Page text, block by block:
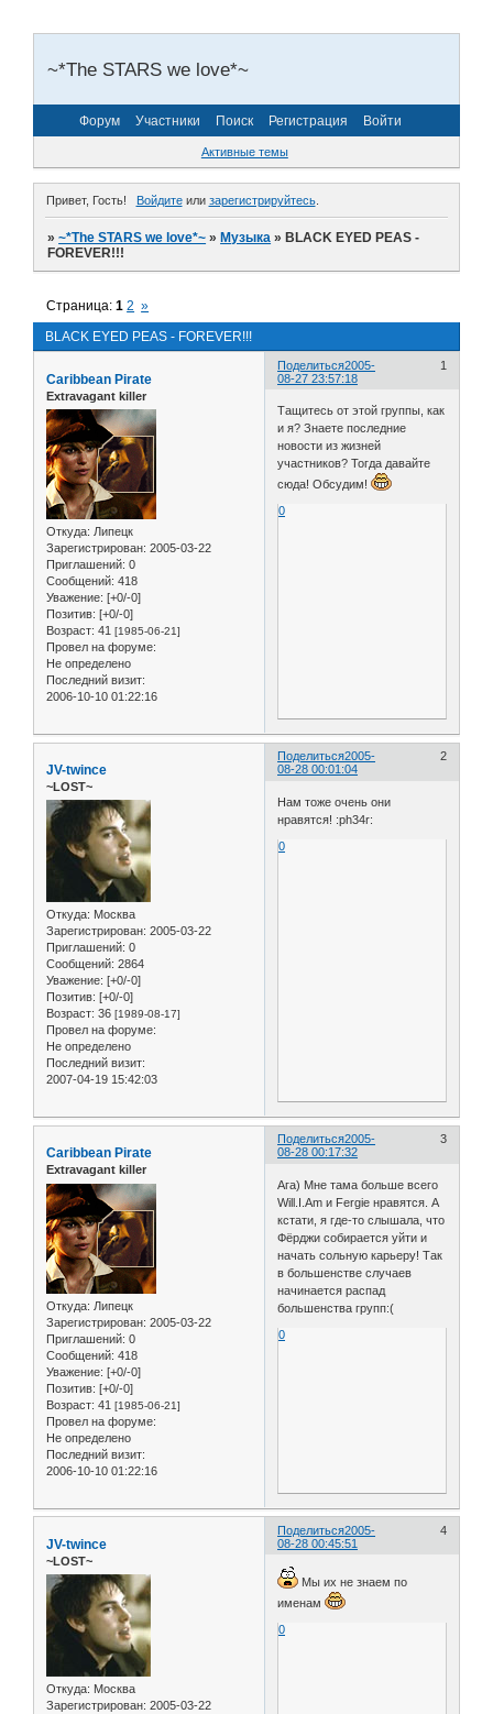
~*The STARS we love*~
Форум Участники Поиск Регистрация Войти
Активные темы
Привет, Гость! Войдитеили зарегистрируйтесь.
»~*The STARS we love*~ »Музыка »BLACK EYED PEAS -
FOREVER!!!
BLACK EYED PEAS - FOREVER!!!
Страница:1 2 »
Поделиться 1
2005-
08-27 23:57:18
Caribbean Pirate
Extravagant killer
Откуда: Липецк
Зарегистрирован: 2005-03-22
Приглашений: 0
Сообщений: 418
Уважение: [+0/-0]
Позитив: [+0/-0]
Возраст: 41 [1985-06-21]
Провел на форуме:
Не определено
Последний визит:
2006-10-10 01:22:16
Тащитесь от этой группы, как
и я? Знаете последние
новости из жизней
участников? Тогда давайте
сюда! Обсудим!
0
Поделиться 2
2005-
08-28 00:01:04
JV-twince
~LOST~
Откуда: Москва
Зарегистрирован: 2005-03-22
Приглашений: 0
Сообщений: 2864
Уважение: [+0/-0]
Позитив: [+0/-0]
Возраст: 36 [1989-08-17]
Провел на форуме:
Не определено
Последний визит:
2007-04-19 15:42:03
Нам тоже очень они
нравятся! :ph34r:
0
Поделиться 3
2005-
08-28 00:17:32
Caribbean Pirate
Extravagant killer
Откуда: Липецк
Зарегистрирован: 2005-03-22
Приглашений: 0
Сообщений: 418
Уважение: [+0/-0]
Позитив: [+0/-0]
Возраст: 41 [1985-06-21]
Провел на форуме:
Не определено
Последний визит:
2006-10-10 01:22:16
Ага) Мне тама больше всего
Will.I.Am и Fergie нравятся. А
кстати, я где-то слышала, что
Фёрджи собирается уйти и
начать сольную карьеру! Так
в большенстве случаев
начинается распад
большенства групп:(
0
Поделиться 4
2005-
08-28 00:45:51
JV-twince
~LOST~
Откуда: Москва
Зарегистрирован: 2005-03-22
Мы их не знаем по
именам
0